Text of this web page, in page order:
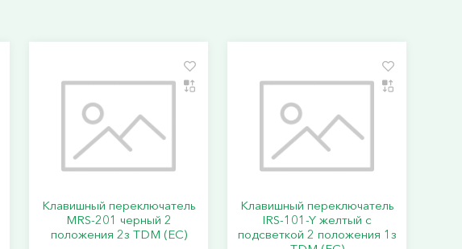
Клавишный переключатель
MRS-201 черный 2
положения 2з TDM (ЕС)
Клавишный переключатель
IRS-101-Y желтый с
подсветкой 2 положения 1з